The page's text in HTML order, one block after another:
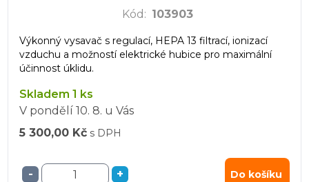
Kód : 103903
Výkonný vysavač s regulací, HEPA 13 filtrací, ionizací
vzduchu a možností elektrické hubice pro maximální
účinnost úklidu.
Skladem 1 ks
V pondělí 10. 8. u Vás
5 300,00 Kč s DPH
- + Do košíku